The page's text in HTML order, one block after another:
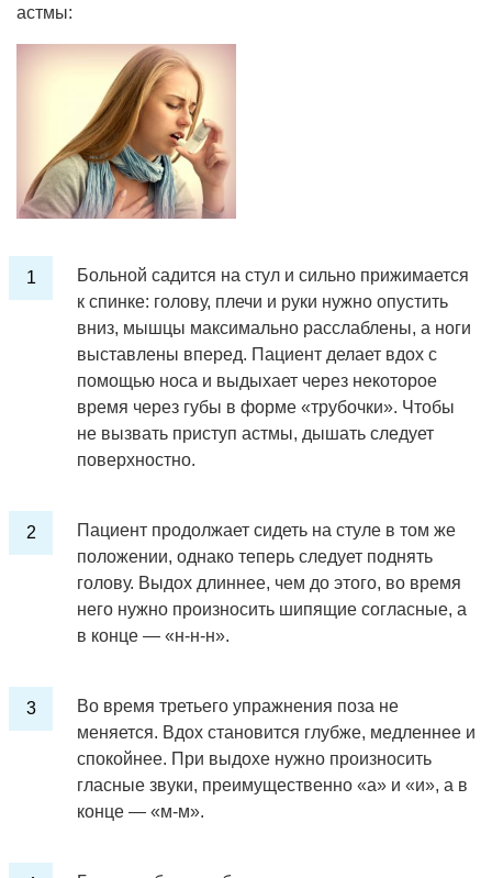
астмы:
Больной садится на стул и сильно прижимается
к спинке: голову, плечи и руки нужно опустить
вниз, мышцы максимально расслаблены, а ноги
выставлены вперед. Пациент делает вдох с
помощью носа и выдыхает через некоторое
время через губы в форме «трубочки». Чтобы
не вызвать приступ астмы, дышать следует
поверхностно.
Пациент продолжает сидеть на стуле в том же
положении, однако теперь следует поднять
голову. Выдох длиннее, чем до этого, во время
него нужно произносить шипящие согласные, а
в конце — «н-н-н».
Во время третьего упражнения поза не
меняется. Вдох становится глубже, медленнее и
спокойнее. При выдохе нужно произносить
гласные звуки, преимущественно «а» и «и», а в
конце — «м-м».